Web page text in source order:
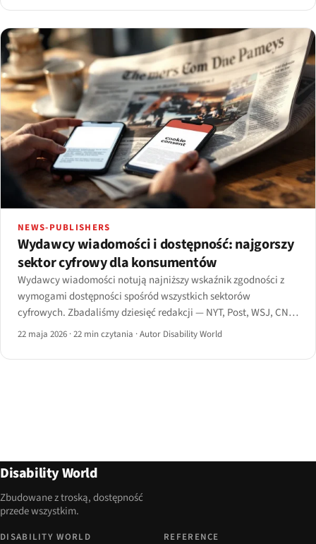
NEWS-PUBLISHERS
Wydawcy wiadomości i dostępność: najgorszy
sektor cyfrowy dla konsumentów
Wydawcy wiadomości notują najniższy wskaźnik zgodności z
wymogami dostępności spośród wszystkich sektorów
cyfrowych. Zbadaliśmy dziesięć redakcji — NYT, Post, WSJ, CNN,
BBC, Guardian, Reuters, Bloomberg, Axios, Politico — pod
i archiwów.
22 maja 2026 ·22 min czytania ·Autor Disability World
Disability World
Zbudowane z troską, dostępność
przede wszystkim.
DISABILITY WORLD REFERENCE